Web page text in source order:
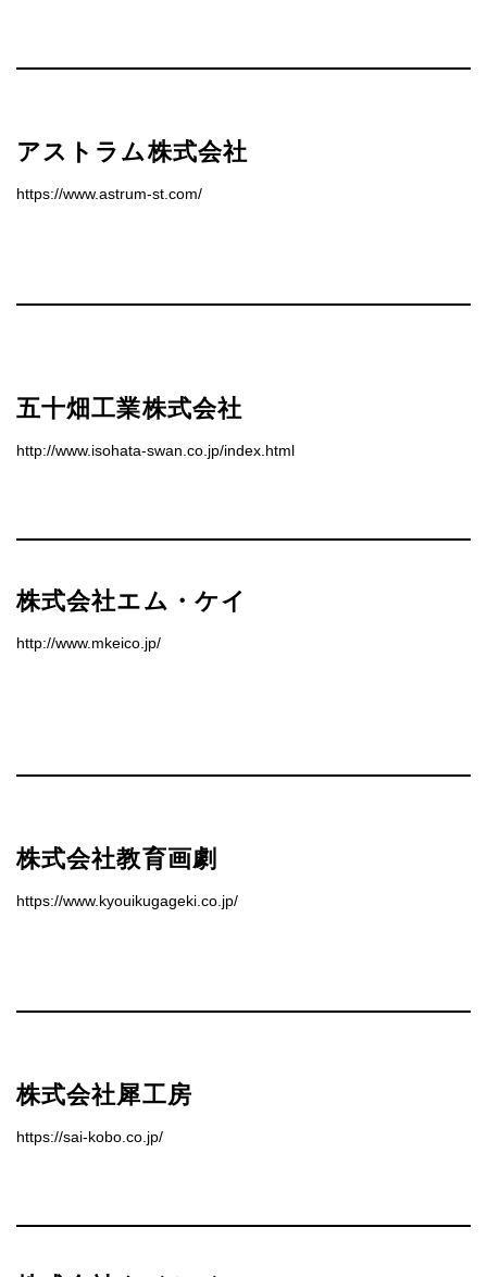
アストラム株式会社
https://www.astrum-st.com/
五十畑工業株式会社
http://www.isohata-swan.co.jp/index.html
株式会社エム・ケイ
http://www.mkeico.jp/
株式会社教育画劇
https://www.kyouikugageki.co.jp/
株式会社犀工房
https://sai-kobo.co.jp/